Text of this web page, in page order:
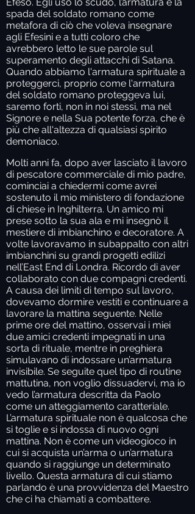
spada del soldato romano come
metafora di ciò che voleva insegnare
agli Efesini e a tutti coloro che
avrebbero letto le sue parole sul
superamento degli attacchi di Satana.
Quando abbiamo l'armatura spirituale a
proteggerci, proprio come l'armatura
del soldato romano proteggeva lui,
saremo forti, non in noi stessi, ma nel
Signore e nella Sua potente forza, che è
più che all'altezza di qualsiasi spirito
demoniaco.
Molti anni fa, dopo aver lasciato il lavoro
di pescatore commerciale di mio padre,
cominciai a chiedermi come avrei
sostenuto il mio ministero di fondazione
di chiese in Inghilterra. Un amico mi
prese sotto la sua ala e mi insegnò il
mestiere di imbianchino e decoratore. A
volte lavoravamo in subappalto con altri
imbianchini su grandi progetti edilizi
nell’East End di Londra. Ricordo di aver
collaborato con due compagni credenti.
A causa dei limiti di tempo sul lavoro,
dovevamo dormire vestiti e continuare a
lavorare la mattina seguente. Nelle
prime ore del mattino, osservai i miei
due amici credenti impegnati in una
sorta di rituale, mentre in preghiera
simulavano di indossare un’armatura
invisibile. Se seguite quel tipo di routine
mattutina, non voglio dissuadervi, ma io
vedo l’armatura descritta da Paolo
come un atteggiamento caratteriale.
L’armatura spirituale non è qualcosa che
si toglie e si indossa di nuovo ogni
mattina. Non è come un videogioco in
cui si acquista un’arma o un’armatura
quando si raggiunge un determinato
livello. Questa armatura di cui stiamo
parlando è una provvidenza del Maestro
che ci ha chiamati a combattere.